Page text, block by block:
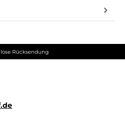
Rücksendung